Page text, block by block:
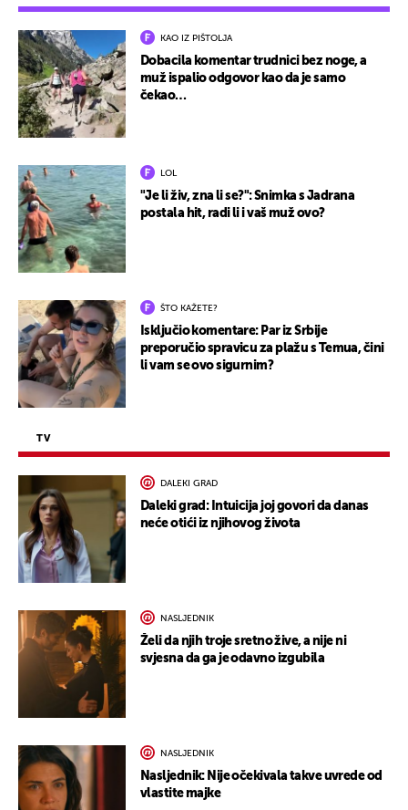
KAO IZ PIŠTOLJA
Dobacila komentar trudnici bez noge, a
muž ispalio odgovor kao da je samo
čekao…
LOL
"Je li živ, zna li se?": Snimka s Jadrana
postala hit, radi li i vaš muž ovo?
ŠTO KAŽETE?
Isključio komentare: Par iz Srbije
preporučio spravicu za plažu s Temua, čini
li vam se ovo sigurnim?
TV
DALEKI GRAD
Daleki grad: Intuicija joj govori da danas
neće otići iz njihovog života
NASLJEDNIK
Želi da njih troje sretno žive, a nije ni
svjesna da ga je odavno izgubila
NASLJEDNIK
Nasljednik: Nije očekivala takve uvrede od
vlastite majke